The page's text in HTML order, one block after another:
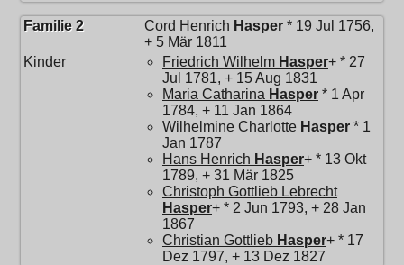
Familie 2 Cord Henrich Hasper * 19 Jul 1756,
+ 5 Mär 1811
Kinder
Friedrich Wilhelm Hasper+ * 27
Jul 1781, + 15 Aug 1831
Maria Catharina Hasper * 1 Apr
1784, + 11 Jan 1864
Wilhelmine Charlotte Hasper * 1
Jan 1787
Hans Henrich Hasper+ * 13 Okt
1789, + 31 Mär 1825
Christoph Gottlieb Lebrecht
Hasper+ * 2 Jun 1793, + 28 Jan
1867
Christian Gottlieb Hasper+ * 17
Dez 1797, + 13 Dez 1827